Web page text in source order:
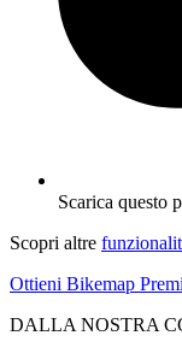
Scarica questo
Scopri altre
Ottieni Bikemap
DALLA NOSTRA